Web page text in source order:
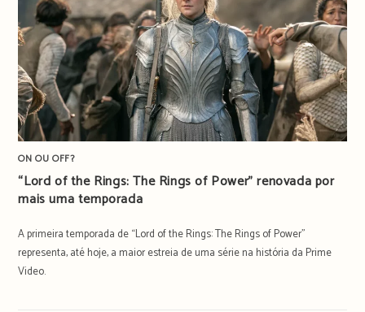
ON OU OFF?
“Lord of the Rings: The Rings of Power” renovada por
mais uma temporada
A primeira temporada de “Lord of the Rings: The Rings of Power”
representa, até hoje, a maior estreia de uma série na história da Prime
Video.